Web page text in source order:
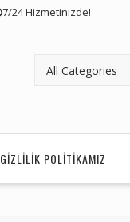
7/24 Hizmetinizde!
GIZLILIK POLITIKAMIZ